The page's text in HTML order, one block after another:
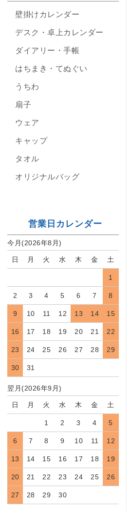
壁掛けカレンダー
デスク・卓上カレンダー
ダイアリー・手帳
はちまき・てぬぐい
うちわ
扇子
ウェア
キャップ
タオル
オリジナルバッグ
営業日カレンダー
今月(2026年8月)
日 月 火 水 木 金 土
1
2 3 4 5 6 7 8
9 10 11 12 13 14 15
16 17 18 19 20 21 22
23 24 25 26 27 28 29
30 31
翌月(2026年9月)
日 月 火 水 木 金 土
1 2 3 4 5
6 7 8 9 10 11 12
13 14 15 16 17 18 19
20 21 22 23 24 25 26
27 28 29 30